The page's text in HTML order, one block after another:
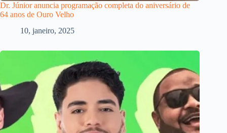
Dr. Júnior anuncia programação completa do aniversário de
64 anos de Ouro Velho
10, janeiro, 2025